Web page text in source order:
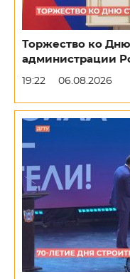
Торжество ко
администрации
19:22 06.08.2026